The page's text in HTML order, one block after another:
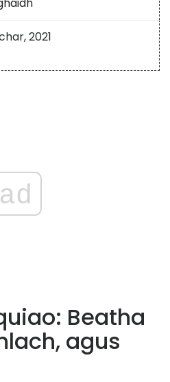
2021
ad
Beatha
agus